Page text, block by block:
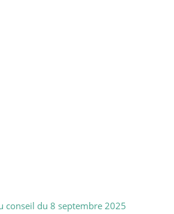
conseil du 8 septembre 2025